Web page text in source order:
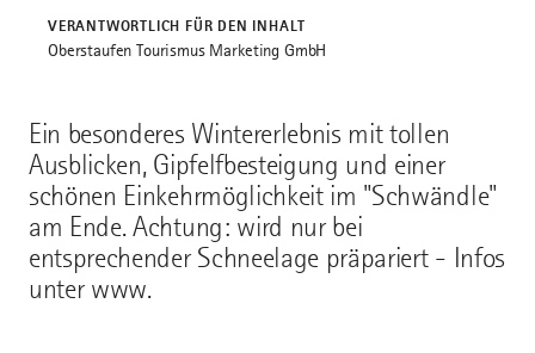
Ein besonderes Wintererlebnis mit tollen
Ausblicken, Gipfelfbesteigung und einer
schönen Einkehrmöglichkeit im "Schwändle"
am Ende. Achtung: wird nur bei
entsprechender Schneelage präpariert - Infos
unter www.
VERANTWORTLICH FÜR DEN INHALT
Oberstaufen Tourismus Marketing GmbH